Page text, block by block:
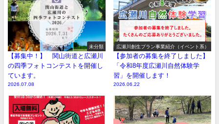
未分類
【募集中！】 関山街道と広瀬川
の四季フォトコンテストを開催し
ています。
2026.07.08
広瀬川創生プラン事業紹介（イベント系）
【参加者の募集を終了しました】
「令和8年度広瀬川自然体験学
習」を開催します！
2026.06.22